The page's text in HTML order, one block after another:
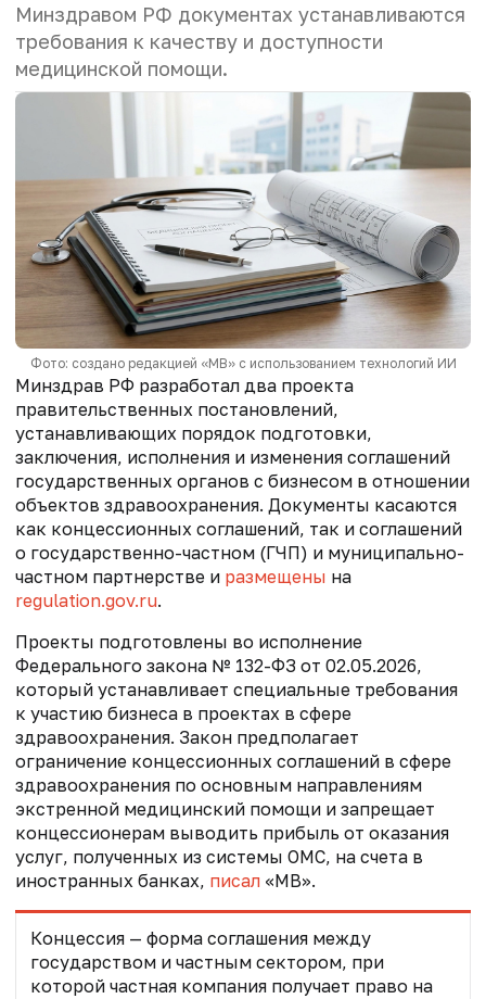
Минздравом РФ документах устанавливаются
требования к качеству и доступности
медицинской помощи.
Фото: создано редакцией «МВ» с использованием технологий ИИ
Минздрав РФ разработал два проекта
правительственных постановлений,
устанавливающих порядок подготовки,
заключения, исполнения и изменения соглашений
государственных органов с бизнесом в отношении
объектов здравоохранения. Документы касаются
как концессионных соглашений, так и соглашений
о государственно-частном (ГЧП) и муниципально-
частном партнерстве и размещены на
regulation.gov.ru.
Проекты подготовлены во исполнение
Федерального закона № 132-ФЗ от 02.05.2026,
который устанавливает специальные требования
к участию бизнеса в проектах в сфере
здравоохранения. Закон предполагает
ограничение концессионных соглашений в сфере
здравоохранения по основным направлениям
экстренной медицинский помощи и запрещает
концессионерам выводить прибыль от оказания
услуг, полученных из системы ОМС, на счета в
иностранных банках, писал «МВ».
Концессия — форма соглашения между
государством и частным сектором, при
которой частная компания получает право на